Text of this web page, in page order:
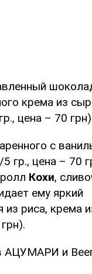
крема из
цена – 70
с
гр., цена – 70
Кохи,
ему яркий
риса, крема
АЦУМАРИ и